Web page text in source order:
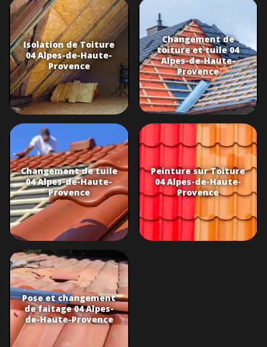
Isolation de Toiture
04 Alpes-de-Haute-
Provence
Changement de
toiture et tuile 04
Alpes-de-Haute-
Provence
Changement de tuile
04 Alpes-de-Haute-
Provence
Peinture sur Toiture
04 Alpes-de-Haute-
Provence
Pose et changement
de faitage 04 Alpes-
de-Haute-Provence